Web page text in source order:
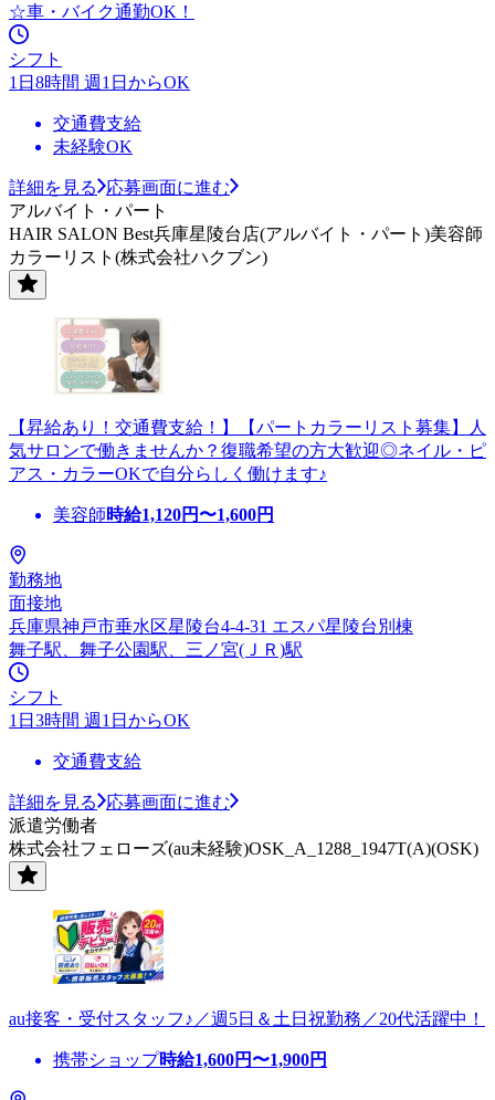
☆車・バイク通勤OK！
シフト
1日8時間 週1日からOK
交通費支給
未経験OK
詳細を見る
応募画面に進む
アルバイト・パート
HAIR SALON Best兵庫星陵台店(アルバイト・パート)美容師
カラーリスト(株式会社ハクブン)
【昇給あり！交通費支給！】【パートカラーリスト募集】人
気サロンで働きませんか？復職希望の方大歓迎◎ネイル・ピ
アス・カラーOKで自分らしく働けます♪
美容師時給1,120円〜1,600円
勤務地
面接地
兵庫県神戸市垂水区星陵台4-4-31 エスパ星陵台別棟
舞子駅、舞子公園駅、三ノ宮(ＪＲ)駅
シフト
1日3時間 週1日からOK
交通費支給
詳細を見る
応募画面に進む
派遣労働者
株式会社フェローズ(au未経験)OSK_A_1288_1947T(A)(OSK)
au接客・受付スタッフ♪／週5日＆土日祝勤務／20代活躍中！
携帯ショップ時給1,600円〜1,900円